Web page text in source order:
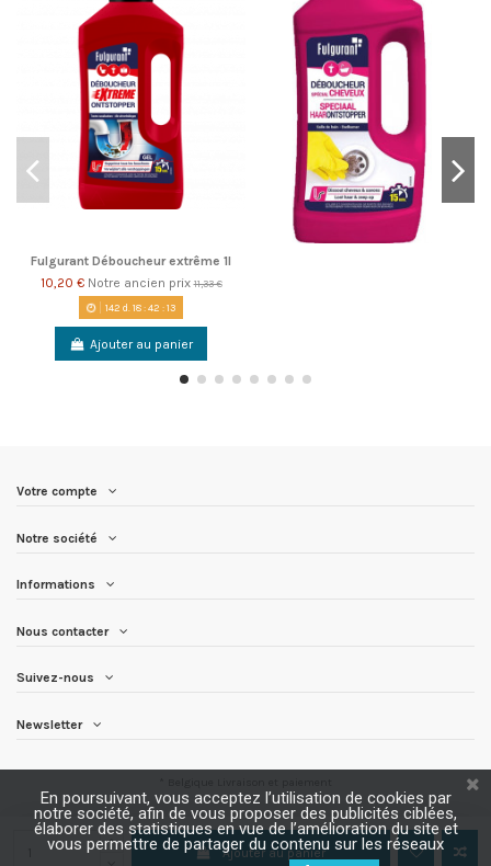
Ajouter au panier
Fulgurant Déboucheur extrême 1l
10,20 € Notre ancien prix11,33 €
142 d. 18:42 :13
Ajouter au panier
Votre compte
Notre société
Informations
Nous contacter
Suivez-nous
Newsletter
En poursuivant, vous acceptez l’utilisation de cookies par
notre société, afin de vous proposer des publicités ciblées,
élaborer des statistiques en vue de l’amélioration du site et
vous permettre de partager du contenu sur les réseaux